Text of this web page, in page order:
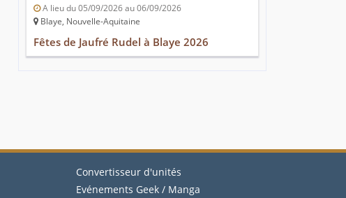
A lieu du 05/09/2026 au 06/09/2026
Blaye, Nouvelle-Aquitaine
Fêtes de Jaufré Rudel à Blaye 2026
Convertisseur d'unités
Evénements Geek / Manga